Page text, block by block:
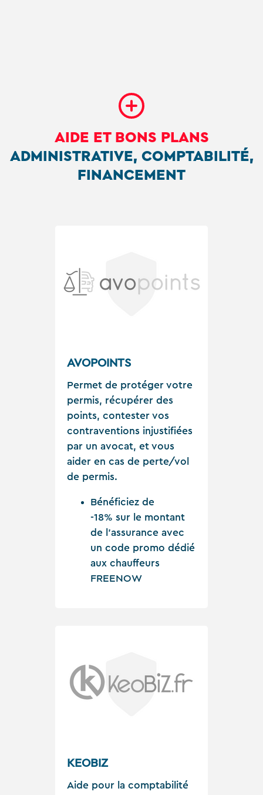
AIDE ET BONS PLANS
ADMINISTRATIVE, COMPTABILITÉ,
FINANCEMENT
AVOPOINTS
Permet de protéger votre
permis, récupérer des
points, contester vos
contraventions injustifiées
par un avocat, et vous
aider en cas de perte/vol
de permis.
Bénéficiez de
-18% sur le montant
de l’assurance avec
un code promo dédié
aux chauffeurs
FREENOW
KEOBIZ
Aide pour la comptabilité